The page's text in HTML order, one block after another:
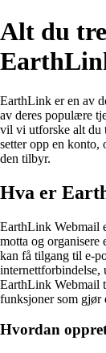
Alt du
EarthLink er en av
av deres populære
vil vi utforske alt du
setter opp en konto,
den tilbyr.
Hva er
EarthLink Webmail
motta og organisere
kan få tilgang til e-
internettforbindelse,
EarthLink Webmail
funksjoner som gjør
Hvordan